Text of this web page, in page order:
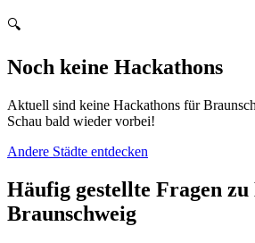
🔍
Noch keine Hackathons
Aktuell sind keine Hackathons für
Schau bald wieder vorbei!
Andere Städte entdecken
Häufig gestellte Fragen
Braunschweig